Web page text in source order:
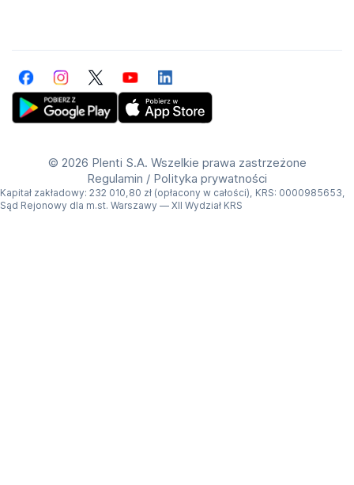
FacebookInstagramTwitterYouTubeLinkedIn
© 2026 Plenti S.A. Wszelkie prawa zastrzeżone
Regulamin / Polityka prywatności
Kapitał zakładowy: 232 010,80 zł (opłacony w całości), KRS: 0000985653,
Sąd Rejonowy dla m.st. Warszawy — XII Wydział KRS